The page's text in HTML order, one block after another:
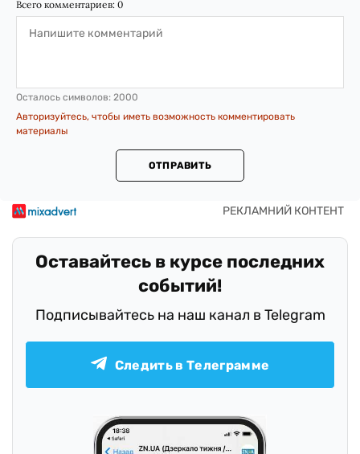
Всего комментариев: 0
Осталось символов: 2000
Авторизуйтесь, чтобы иметь возможность комментировать
материалы
ОТПРАВИТЬ
Оставайтесь в курсе последних
событий!
Подписывайтесь на наш канал в Telegram
Следить в Телеграмме